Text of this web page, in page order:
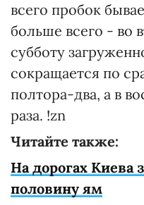
всего пробок
больше всего - во
субботу
сокращается по
полтора-два, а в
раза. !zn
Читайте также:
На дорогах Киева
половину ям